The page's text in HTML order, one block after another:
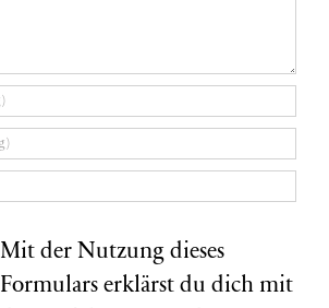
Mit der Nutzung dieses
Formulars erklärst du dich mit